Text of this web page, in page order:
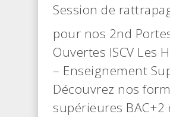
Session de
pour nos 2nd
Ouvertes ISCV Les
– Enseignement
Découvrez nos
supérieures BAC+2